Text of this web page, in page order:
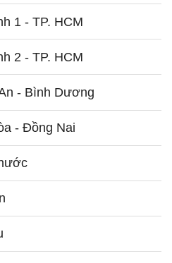
1 - TP. HCM
2 - TP. HCM
- Bình Dương
- Đồng Nai